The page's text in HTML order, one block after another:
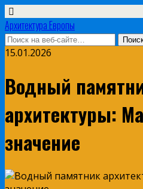
Архитектура Европы
15.01.2026
Водный
архитектуры:
значение